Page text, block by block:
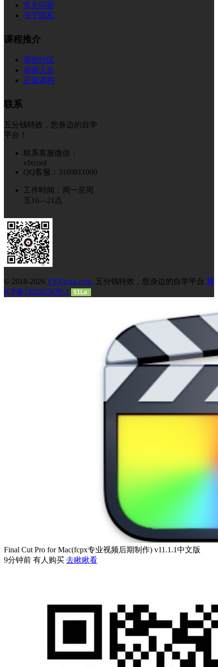
常见问题
关于隐私
课程推介
帮助社区
讲师入住
正版课程
联系
五分钱特效，您身边的自学
平台！
联系客服微信：
vfxcool
QQ客服：3169811060
工作时间：周一至周
五10—21点
© 2018-2026 VFXcool.com 五分钱特效，您身边的自学平台 冀
ICP备18026256号-1
51La
Final Cut Pro for Mac(fcpx专业视频后期制作) v11.1.1中文版
9分钟前 有人购买 去瞅瞅看